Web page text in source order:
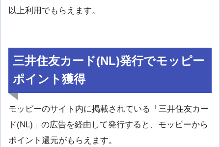
以上利用でもらえます。
三井住友カード(NL)発行でモッピー
ポイント獲得
モッピーのサイト内に掲載されている「三井住友カー
ド(NL)」の広告を経由して発行すると、モッピーから
ポイント還元がもらえます。